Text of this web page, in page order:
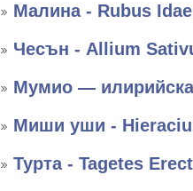
Малина - Rubus
Чесън - Allium
Мумио —
Миши уши -
Турта - Tagetes